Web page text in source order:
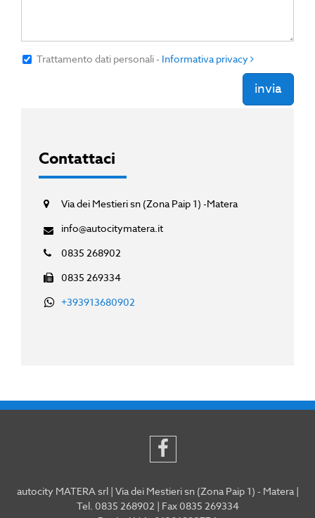
Trattamento dati personali- Informativa privacy
invia
Contattaci
Via dei Mestieri sn (Zona Paip 1) -Matera
info@autocitymatera.it
0835 268902
0835 269334
+393913680902
autocity MATERA srl | Via dei Mestieri sn (Zona Paip 1) - Matera |
Tel. 0835 268902 | Fax 0835 269334